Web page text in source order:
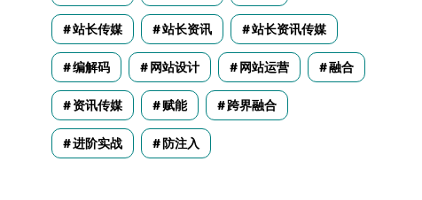
站长传媒 站长资讯 站长资讯传媒
编解码 网站设计 网站运营 融合
资讯传媒 赋能 跨界融合
进阶实战 防注入